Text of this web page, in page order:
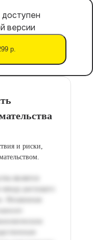
версии
р.
и риски,